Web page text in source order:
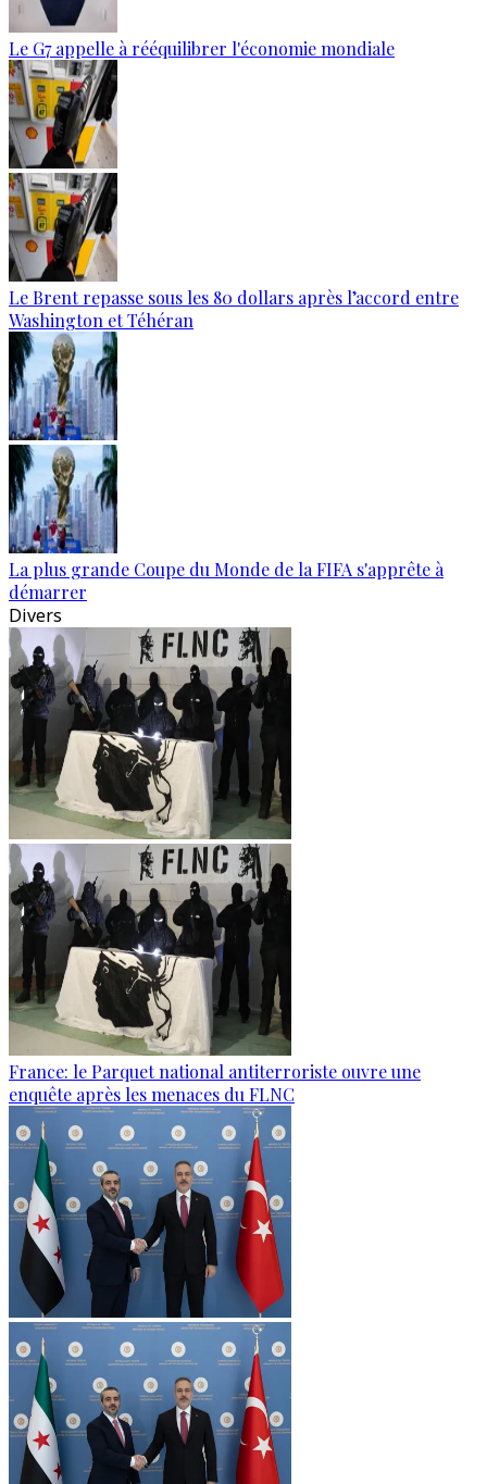
Le G7 appelle à rééquilibrer l'économie mondiale
Le Brent repasse sous les 80 dollars après l’accord entre
Washington et Téhéran
La plus grande Coupe du Monde de la FIFA s'apprête à
démarrer
Divers
France: le Parquet national antiterroriste ouvre une
enquête après les menaces du FLNC